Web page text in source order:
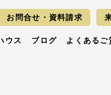
お問合せ・資料請求
ウス ブログ よくあるご